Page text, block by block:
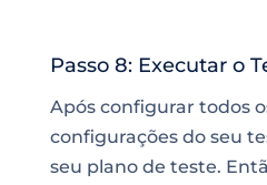
Passo 8: Executar o
Após configurar todos
configurações do seu
seu plano de teste.